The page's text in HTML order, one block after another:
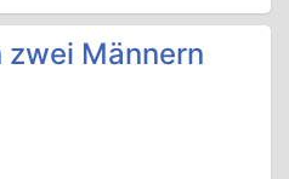
zwei Männern